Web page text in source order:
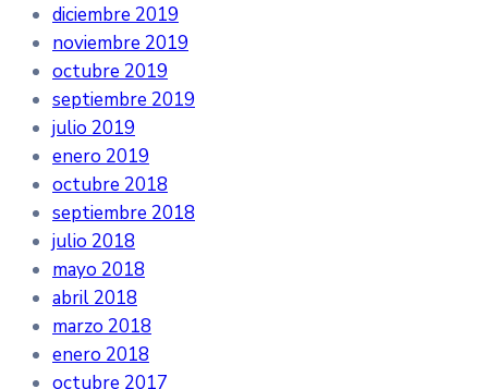
diciembre 2019
noviembre 2019
octubre 2019
septiembre 2019
julio 2019
enero 2019
octubre 2018
septiembre 2018
julio 2018
mayo 2018
abril 2018
marzo 2018
enero 2018
octubre 2017